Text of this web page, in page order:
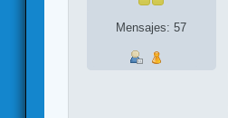
Mensajes: 57